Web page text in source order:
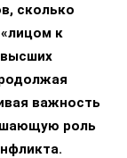
сколько
к
важность
роль